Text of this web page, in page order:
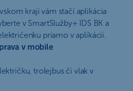
kraji vám stačí aplikácia
v SmartSlužby+ IDS BK a
priamo v aplikácii.
v mobile
trolejbus či vlak v